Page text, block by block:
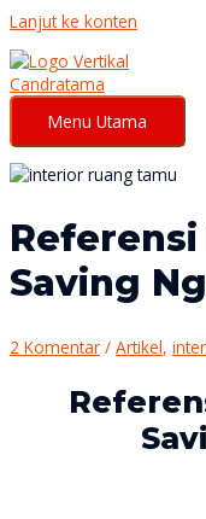
Lanjut ke konten
Menu Utama
Saving
2 Komentar / Artikel,